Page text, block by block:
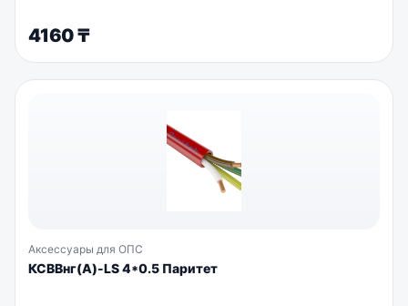
4160₸
Аксессуары для ОПС
КСВВнг(А)-LS 4*0.5 Паритет